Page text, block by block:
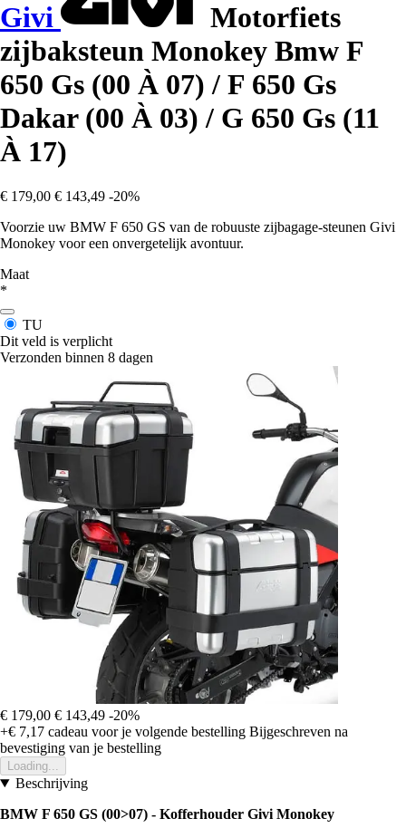
Givi
Motorfiets
zijbaksteun Monokey Bmw F
650 Gs (00 À 07) / F 650 Gs
Dakar (00 À 03) / G 650 Gs (11
À 17)
€ 179,00 € 143,49 -20%
Voorzie uw BMW F 650 GS van de robuuste zijbagage-steunen Givi
Monokey voor een onvergetelijk avontuur.
Maat
*
TU
Dit veld is verplicht
Verzonden binnen 8 dagen
€ 179,00 € 143,49 -20%
+€ 7,17 cadeau voor je volgende bestelling Bijgeschreven na
bevestiging van je bestelling
Loading...
Beschrijving
BMW F 650 GS (00>07) - Kofferhouder Givi Monokey